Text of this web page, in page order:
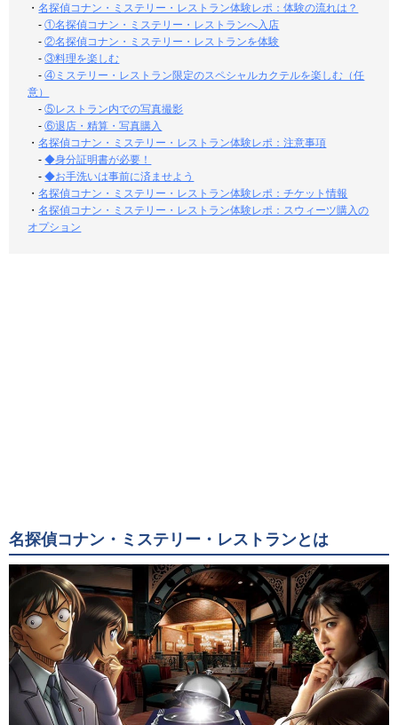
・名探偵コナン・ミステリー・レストラン体験レポ：体験の流れは？
-①名探偵コナン・ミステリー・レストランへ入店
-②名探偵コナン・ミステリー・レストランを体験
-③料理を楽しむ
-④ミステリー・レストラン限定のスペシャルカクテルを楽しむ（任
意）
-⑤レストラン内での写真撮影
-⑥退店・精算・写真購入
・名探偵コナン・ミステリー・レストラン体験レポ：注意事項
-◆身分証明書が必要！
-◆お手洗いは事前に済ませよう
・名探偵コナン・ミステリー・レストラン体験レポ：チケット情報
・名探偵コナン・ミステリー・レストラン体験レポ：スウィーツ購入の
オプション
名探偵コナン・ミステリー・レストランとは